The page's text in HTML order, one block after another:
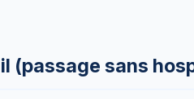
(passage sans